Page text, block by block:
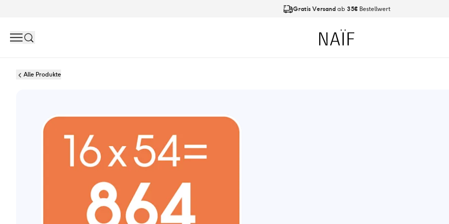
Gratis Versand ab 35€ Bestellwert
Search Naïf
Alle Produkte